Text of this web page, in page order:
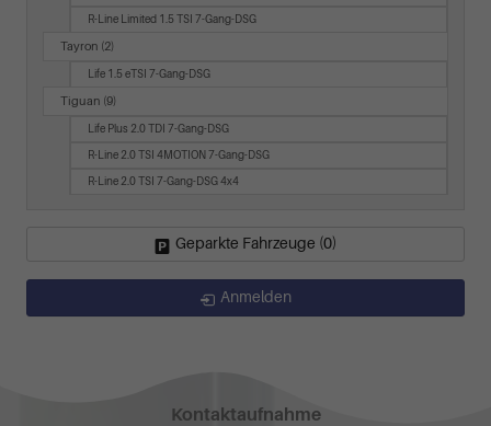
R-Line Limited 1.5 TSI 7-Gang-DSG
Tayron (2)
Life 1.5 eTSI 7-Gang-DSG
Tiguan (9)
Life Plus 2.0 TDI 7-Gang-DSG
R-Line 2.0 TSI 4MOTION 7-Gang-DSG
R-Line 2.0 TSI 7-Gang-DSG 4x4
Geparkte Fahrzeuge (0)
Anmelden
Kontaktaufnahme